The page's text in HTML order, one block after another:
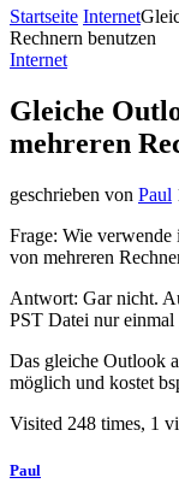
Startseite Internet
Rechnern benutzen
Internet
Gleiche
mehreren
geschrieben von Paul
Frage: Wie
von mehreren
Antwort: Gar nicht.
PST Datei nur einmal
Das gleiche Outlook
möglich und kostet
Visited 248 times, 1
Paul